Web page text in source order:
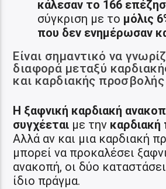
κάλεσαν το 166
σύγκριση με το μόλις
που δεν ενημέρωσαν
Είναι σημαντικό να
διαφορά μεταξύ
και καρδιακής προσβολής
Η ξαφνική καρδιακή
συγχέεται με την
Αλλά αν και μια καρδιακή
μπορεί να προκαλέσει
ανακοπή, οι δύο
ίδιο πράγμα.